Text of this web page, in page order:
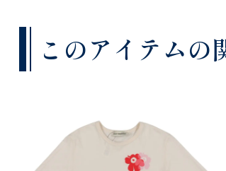
このアイテムの